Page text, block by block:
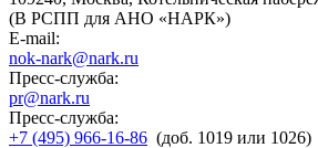
(В РСПП для АНО «НАРК»)
E-mail:
nok-nark@nark.ru
Пресс-служба:
pr@nark.ru
Пресс-служба:
+7 (495) 966-16-86 (доб. 1019 или 1026)